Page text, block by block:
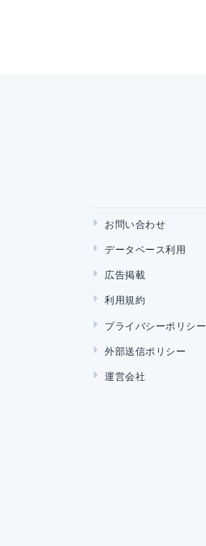
お問い合わせ
データベース利用
広告掲載
利用規約
プライバシーポリシー
外部送信ポリシー
運営会社